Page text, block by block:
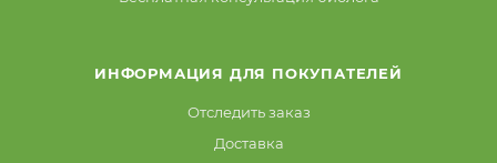
ИНФОРМАЦИЯ ДЛЯ ПОКУПАТЕЛЕЙ
Отследить заказ
Доставка